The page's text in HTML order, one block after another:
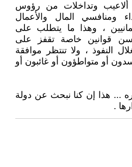
وتداخلات من رؤوس
ومنافسي المال والأعمال
، وهذا ما يتطلب على
وسن قوانين خاصة تقفز على
النفوذ ، ولا تنتظر موافقة
أو متواطؤون أو غائبون أو
... هذا إن كنا نبحث عن دولة
.